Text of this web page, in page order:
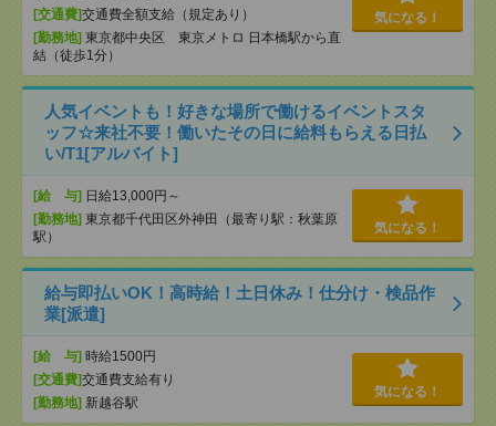
[交通費]交通費全額支給（規定あり）
[勤務地] 東京都中央区 東京メトロ 日本橋駅から直
結（徒歩1分）
気になる！
人気イベントも！好きな場所で働けるイベントスタ
ッフ☆来社不要！働いたその日に給料もらえる日払
い/T1[アルバイト]
[給 与] 日給13,000円～
[勤務地] 東京都千代田区外神田（最寄り駅：秋葉原
駅）
気になる！
給与即払いOK！高時給！土日休み！仕分け・検品作
業[派遣]
[給 与] 時給1500円
[交通費]交通費支給有り
[勤務地] 新越谷駅
気になる！